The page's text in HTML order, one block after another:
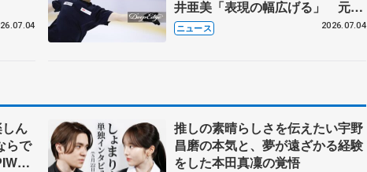
井亜美「表現の幅広げる」 元世
界王者のフェルナンデスさんが講
師
ニュース 2026.07.04
ん
らで
前
推しの素晴らしさを伝えたい宇野
昌磨の本気と、夢が遠ざかる経験
をした本田真凜の覚悟